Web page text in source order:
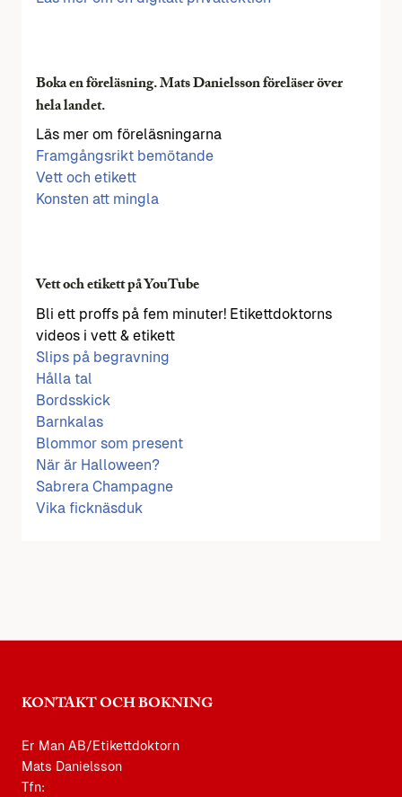
Boka en föreläsning. Mats Danielsson föreläser över
hela landet.
Läs mer om föreläsningarna
Framgångsrikt bemötande
Vett och etikett
Konsten att mingla
Vett och etikett på YouTube
Bli ett proffs på fem minuter! Etikettdoktorns
videos i vett & etikett
Slips på begravning
Hålla tal
Bordsskick
Barnkalas
Blommor som present
När är Halloween?
Sabrera Champagne
Vika ficknäsduk
KONTAKT OCH BOKNING
Er Man AB/Etikettdoktorn
Mats Danielsson
Tfn: